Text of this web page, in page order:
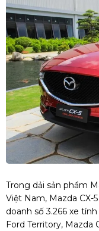
Trong dải sản phẩm
Việt Nam, Mazda CX-
doanh số 3.266 xe
Ford Territory, Mazda